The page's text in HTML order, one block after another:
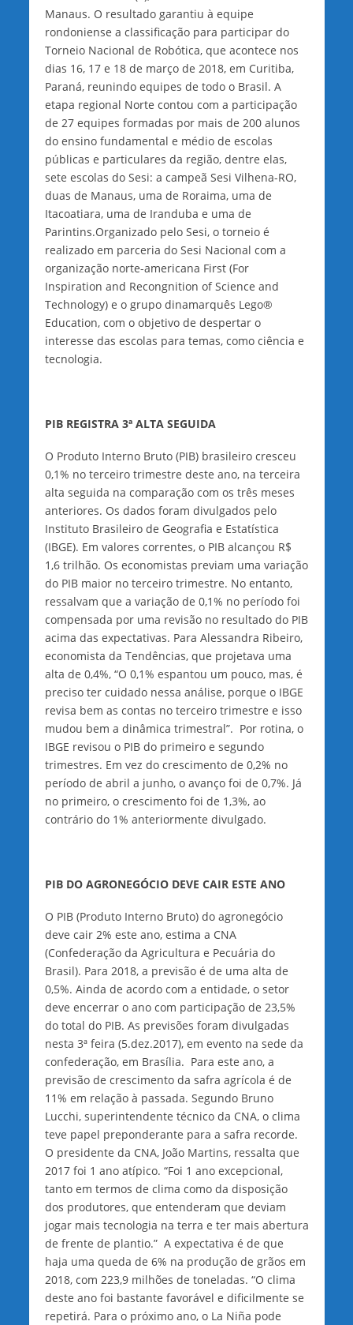
Manaus. O resultado garantiu à equipe
rondoniense a classificação para participar do
Torneio Nacional de Robótica, que acontece nos
dias 16, 17 e 18 de março de 2018, em Curitiba,
Paraná, reunindo equipes de todo o Brasil. A
etapa regional Norte contou com a participação
de 27 equipes formadas por mais de 200 alunos
do ensino fundamental e médio de escolas
públicas e particulares da região, dentre elas,
sete escolas do Sesi: a campeã Sesi Vilhena-RO,
duas de Manaus, uma de Roraima, uma de
Itacoatiara, uma de Iranduba e uma de
Parintins.Organizado pelo Sesi, o torneio é
realizado em parceria do Sesi Nacional com a
organização norte-americana First (For
Inspiration and Recongnition of Science and
Technology) e o grupo dinamarquês Lego®
Education, com o objetivo de despertar o
interesse das escolas para temas, como ciência e
tecnologia.
PIB REGISTRA 3ª ALTA SEGUIDA
O Produto Interno Bruto (PIB) brasileiro cresceu
0,1% no terceiro trimestre deste ano, na terceira
alta seguida na comparação com os três meses
anteriores. Os dados foram divulgados pelo
Instituto Brasileiro de Geografia e Estatística
(IBGE). Em valores correntes, o PIB alcançou R$
1,6 trilhão. Os economistas previam uma variação
do PIB maior no terceiro trimestre. No entanto,
ressalvam que a variação de 0,1% no período foi
compensada por uma revisão no resultado do PIB
acima das expectativas. Para Alessandra Ribeiro,
economista da Tendências, que projetava uma
alta de 0,4%, “O 0,1% espantou um pouco, mas, é
preciso ter cuidado nessa análise, porque o IBGE
revisa bem as contas no terceiro trimestre e isso
mudou bem a dinâmica trimestral”. Por rotina, o
IBGE revisou o PIB do primeiro e segundo
trimestres. Em vez do crescimento de 0,2% no
período de abril a junho, o avanço foi de 0,7%. Já
no primeiro, o crescimento foi de 1,3%, ao
contrário do 1% anteriormente divulgado.
PIB DO AGRONEGÓCIO DEVE CAIR ESTE ANO
O PIB (Produto Interno Bruto) do agronegócio
deve cair 2% este ano, estima a CNA
(Confederação da Agricultura e Pecuária do
Brasil). Para 2018, a previsão é de uma alta de
0,5%. Ainda de acordo com a entidade, o setor
deve encerrar o ano com participação de 23,5%
do total do PIB. As previsões foram divulgadas
nesta 3ª feira (5.dez.2017), em evento na sede da
confederação, em Brasília. Para este ano, a
previsão de crescimento da safra agrícola é de
11% em relação à passada. Segundo Bruno
Lucchi, superintendente técnico da CNA, o clima
teve papel preponderante para a safra recorde.
O presidente da CNA, João Martins, ressalta que
2017 foi 1 ano atípico. “Foi 1 ano excepcional,
tanto em termos de clima como da disposição
dos produtores, que entenderam que deviam
jogar mais tecnologia na terra e ter mais abertura
de frente de plantio.” A expectativa é de que
haja uma queda de 6% na produção de grãos em
2018, com 223,9 milhões de toneladas. “O clima
deste ano foi bastante favorável e dificilmente se
repetirá. Para o próximo ano, o La Niña pode